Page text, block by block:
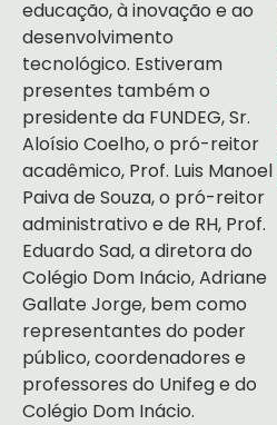
educação, à inovação e ao
desenvolvimento
tecnológico. Estiveram
presentes também o
presidente da FUNDEG, Sr.
Aloísio Coelho, o pró-reitor
acadêmico, Prof. Luis Manoel
Paiva de Souza, o pró-reitor
administrativo e de RH, Prof.
Eduardo Sad, a diretora do
Colégio Dom Inácio, Adriane
Gallate Jorge, bem como
representantes do poder
público, coordenadores e
professores do Unifeg e do
Colégio Dom Inácio.